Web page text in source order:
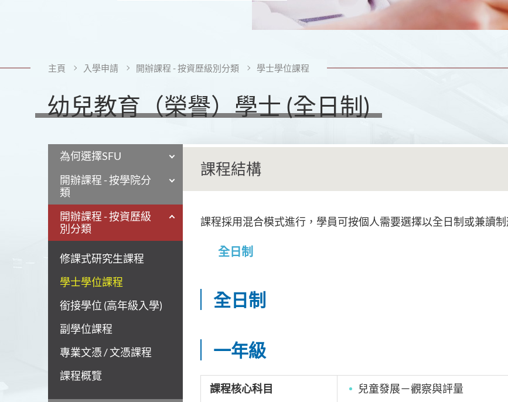
主頁 入學申請 開辦課程 - 按資歷級別分類 學士學位課程
幼兒教育（榮譽）學士 (全日制)
為何選擇SFU
開辦課程 - 按學院分
類
開辦課程 - 按資歷級
別分類
修課式研究生課程
學士學位課程
銜接學位 (高年級入學)
副學位課程
專業文憑 / 文憑課程
課程概覽
課程結構
課程採用混合模式進行，學員可按個人需要選擇以全日制或兼讀制
全日制
全日制
一年級
課程核心科目
兒童發展－觀察與評量